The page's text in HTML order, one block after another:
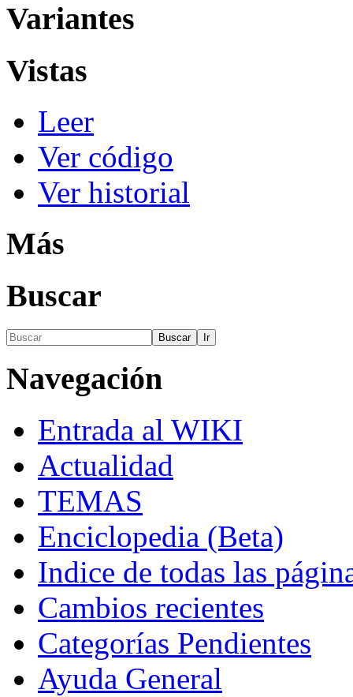
Variantes
Vistas
Leer
Ver código
Ver historial
Más
Buscar
Navegación
Entrada al WIKI
Actualidad
TEMAS
Enciclopedia (Beta)
Indice de todas las
Cambios recientes
Categorías Pendientes
Ayuda General